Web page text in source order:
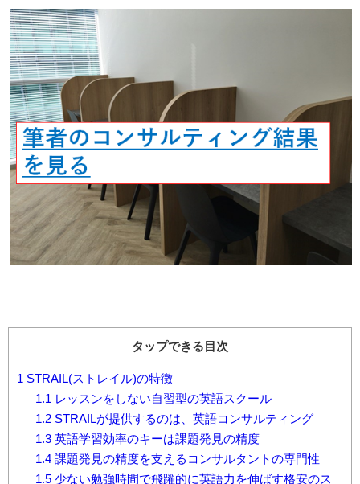
タップできる目次
1 STRAIL(ストレイル)の特徴
1.1 レッスンをしない自習型の英語スクール
1.2STRAILが提供するのは、英語コンサルティング
1.3英語学習効率のキーは課題発見の精度
1.4課題発見の精度を支えるコンサルタントの専門性
1.5少ない勉強時間で飛躍的に英語力を伸ばす格安のス